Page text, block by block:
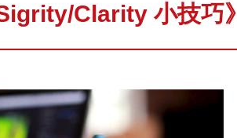
Clarity 小技巧》